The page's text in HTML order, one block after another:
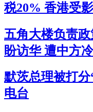
税20% 香港受
五角大楼负责
盼访华 遭中方
默茨总理被打
电台